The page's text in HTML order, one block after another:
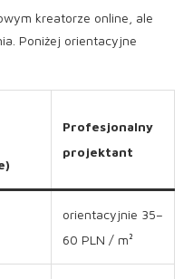
kreatorze online, ale
Poniżej orientacyjne
Profesjonalny
projektant
orientacyjnie 35–
60 PLN / m²